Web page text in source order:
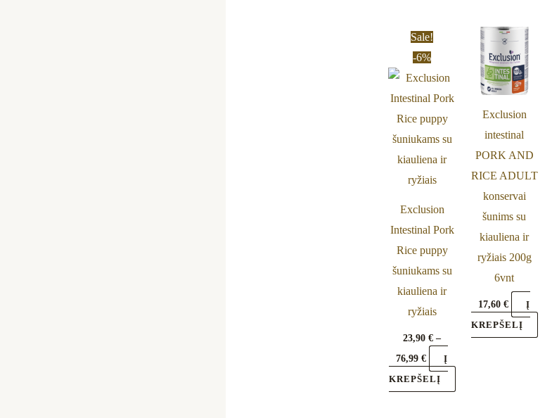
Sale!
-6%
Exclusion
Intestinal Pork
Rice puppy
šuniukams su
kiauliena ir
ryžiais
23,90€ –
76,99€
Price
range:
23,90 €
76,99 €
Į
KREPŠELĮ
product
multiple
variants.
options
may
chosen
Exclusion
intestinal
PORK AND
RICE ADULT
konservai
šunims su
kiauliena ir
ryžiais 200g
6vnt
17,60€
Į
KREPŠELĮ